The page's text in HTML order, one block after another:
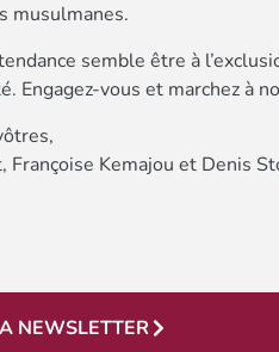
musulmanes.
semble être à
Engagez-vous et marchez à
Françoise Kemajou et Denis
NEWSLETTER